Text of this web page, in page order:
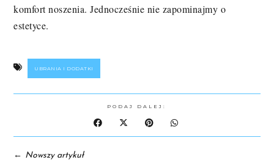
komfort noszenia. Jednocześnie nie zapominajmy o
estetyce.
UBRANIA I DODATKI
PODAJ DALEJ:
← Nowszy artykuł